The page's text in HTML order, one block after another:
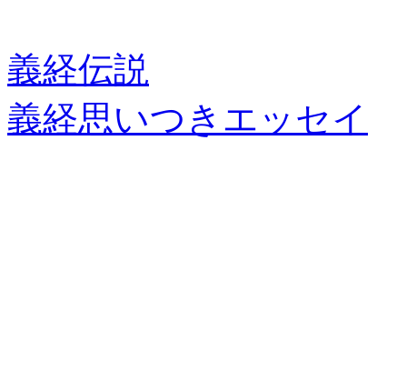
義経伝説
義経思いつきエッセイ